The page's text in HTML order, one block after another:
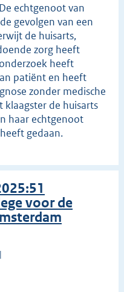
echtgenoot van
gevolgen van een
de huisarts,
zorg heeft
heeft
patiënt en heeft
zonder medische
de huisarts
haar echtgenoot
gedaan.
voor de